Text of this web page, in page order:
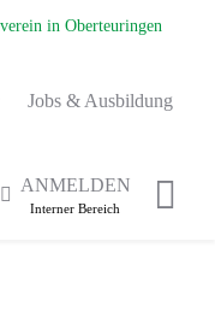
Jobs & Ausbildung
ANMELDEN
Interner Bereich